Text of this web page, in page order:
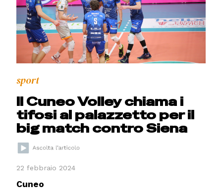
sport
Il Cuneo Volley chiama i
tifosi al palazzetto per il
big match contro Siena
22 febbraio 2024
Cuneo